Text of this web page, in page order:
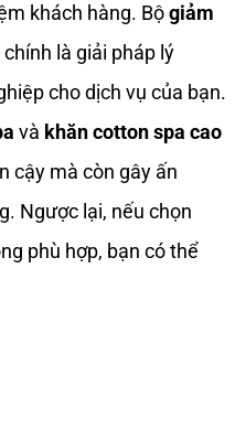
khách hàng. Bộgiảm
là giải pháp lý
cho dịch vụ của bạn.
và khăn cotton spa cao
cậy mà còn gây ấn
Ngược lại, nếu chọn
phù hợp, bạn có thể